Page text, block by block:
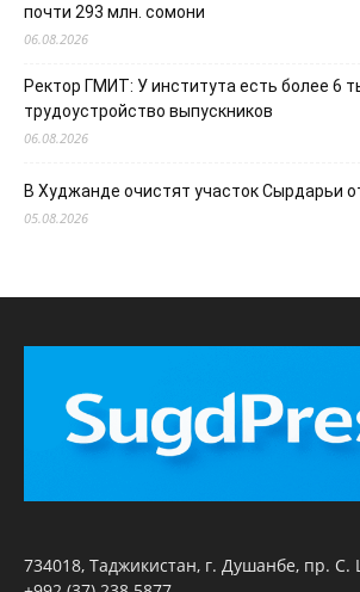
почти 293 млн. сомони
06.08.2026
Ректор ГМИТ: У института есть более 6
трудоустройство выпускников
06.08.2026
В Худжанде очистят участок Сырдарьи
05.08.2026
734018, Таджикистан, г. Душанбе, пр.